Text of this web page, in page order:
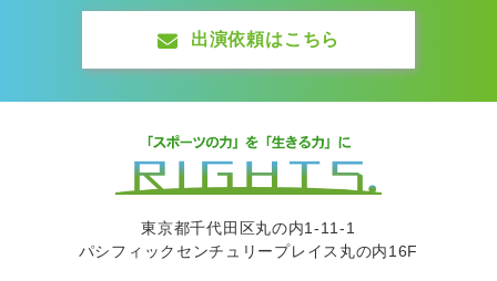
出演依頼はこちら
東京都千代田区丸の内1-11-1
パシフィックセンチュリープレイス丸の内16F